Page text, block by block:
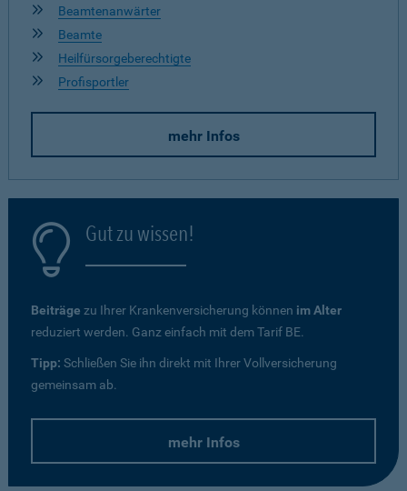
Beamtenanwärter
Beamte
Heilfürsorgeberechtigte
Profisportler
mehr Infos
Gut zu wissen!
Beiträge zu Ihrer Krankenversicherung können im Alter
reduziert werden. Ganz einfach mit dem Tarif BE.
Tipp: Schließen Sie ihn direkt mit Ihrer Vollversicherung
gemeinsam ab.
mehr Infos